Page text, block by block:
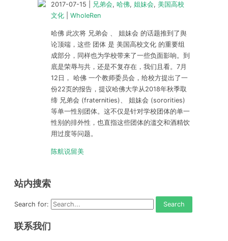
2017-07-15 兄弟会, 哈佛, 姐妹会, 美国高校
文化
WholeRen
哈佛 此次将 兄弟会 、 姐妹会 的话题推到了舆
论顶端，这些 团体 是 美国高校文化 的重要组
成部分，同样也为学校带来了一些负面影响。到
底是荣辱与共，还是不复存在，我们且看。7月
12日， 哈佛 一个教师委员会，给校方提出了一
份22页的报告，提议哈佛大学从2018年秋季取
缔 兄弟会 (fraternities)、 姐妹会 (sororities)
等单一性别团体。这不仅是针对学校团体的单一
性别的排外性，也直指这些团体的滥交和酒精饮
用过度等问题。
陈航说留美
站内搜索
Search for:
联系我们